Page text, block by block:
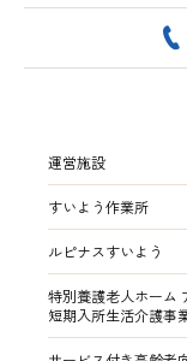
運営施設
すいよう作業所
ルピナスすいよう
特別養護老人ホーム
短期入所生活介護事